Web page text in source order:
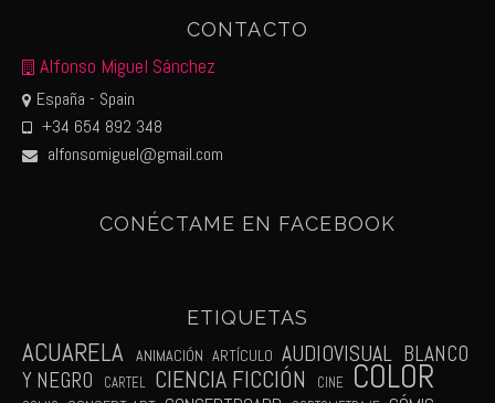
CONTACTO
Alfonso Miguel Sánchez
España - Spain
+34 654 892 348
alfonsomiguel@gmail.com
CONÉCTAME EN FACEBOOK
ETIQUETAS
ACUARELA ANIMACIÓN ARTÍCULO AUDIOVISUAL BLANCO
Y NEGRO
CARTEL CIENCIA FICCIÓN CINE COLOR